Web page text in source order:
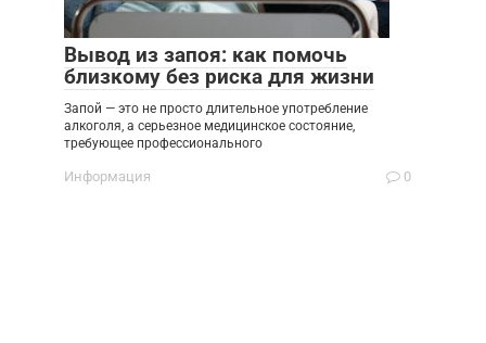
Вывод из запоя: как помочь
близкому без риска для жизни
Запой — это не просто длительное употребление
алкоголя, а серьезное медицинское состояние,
требующее профессионального
Информация 0